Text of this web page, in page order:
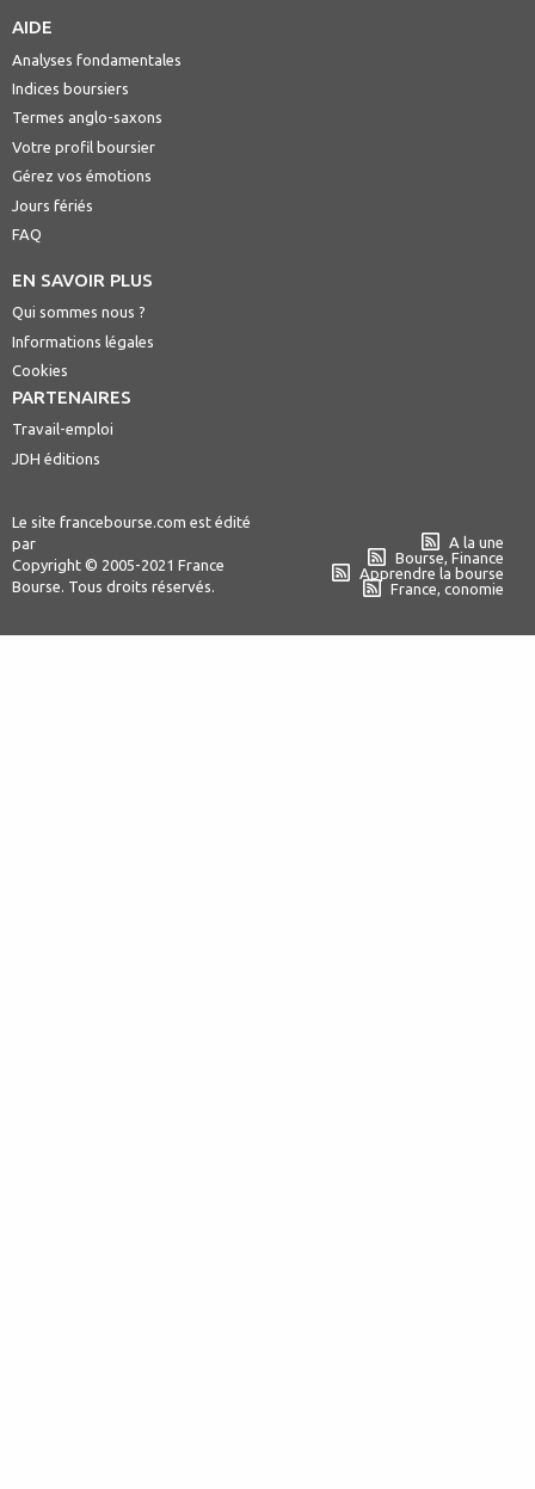
AIDE
Analyses fondamentales
Indices boursiers
Termes anglo-saxons
Votre profil boursier
Gérez vos émotions
Jours fériés
FAQ
EN SAVOIR PLUS
Qui sommes nous ?
Informations légales
Cookies
PARTENAIRES
Travail-emploi
JDH éditions
Le site francebourse.com est édité
par
Copyright © 2005-2021 France
Bourse. Tous droits réservés.
A la une
Bourse, Finance
Apprendre la bourse
France, conomie